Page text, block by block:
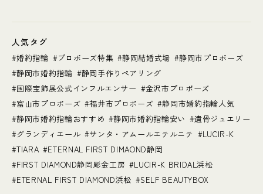
人気タグ
婚約指輪 プロポーズ特集 静岡結婚式場
静岡市プロポーズ
静岡市婚約指輪
静岡手作りペアリング
国際宝飾展公式インフルエンサー
金沢市プロポーズ
富山市プロポーズ
福井市プロポーズ
静岡市婚約指輪人気
静岡市婚約指輪おすすめ
静岡市婚約指輪安い
遺骨ジュエリー
グランディエール
サンタ・アムールエテルニテ
LUCIR-K
TIARA
ETERNAL FIRST DIMAOND静岡
FIRST DIAMOND静岡彫金工房
LUCIR-K BRIDAL浜松
ETERNAL FIRST DIAMOND浜松
SELF BEAUTYBOX